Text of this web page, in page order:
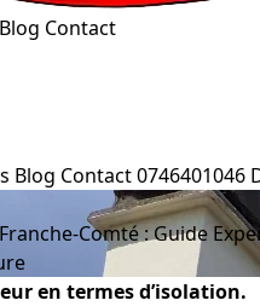
Blog Contact
Blog Contact0746401046
Comté : Guide
en termes d’isolation.